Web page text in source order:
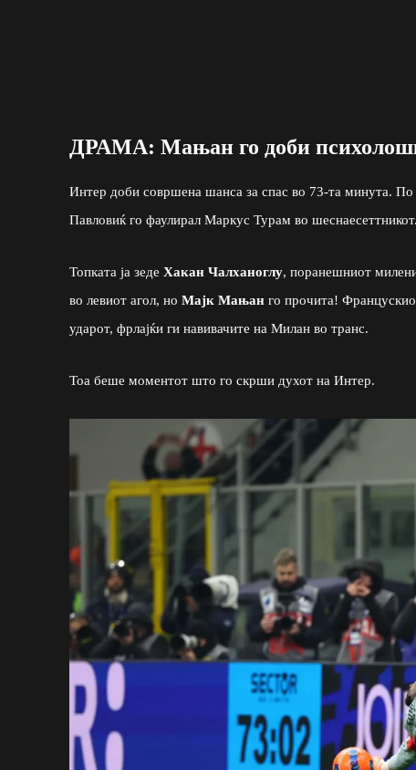
ДРАМА: Мањан го доби
Интер доби совршена шанса за спас во 73-та минута.
Павловиќ го фаулирал Маркус Турам во
Топката ја зеде Хакан Чалханоглу, поранешниот
во левиот агол, но Мајк Мањан го прочита!
ударот, фрлајќи ги навивачите на Милан во транс.
Тоа беше моментот што го скрши духот на Интер.